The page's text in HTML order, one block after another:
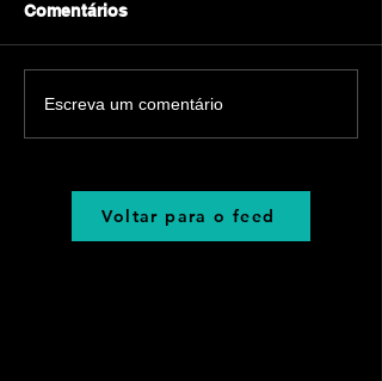
Comentários
Escreva um comentário
Voltar para o feed